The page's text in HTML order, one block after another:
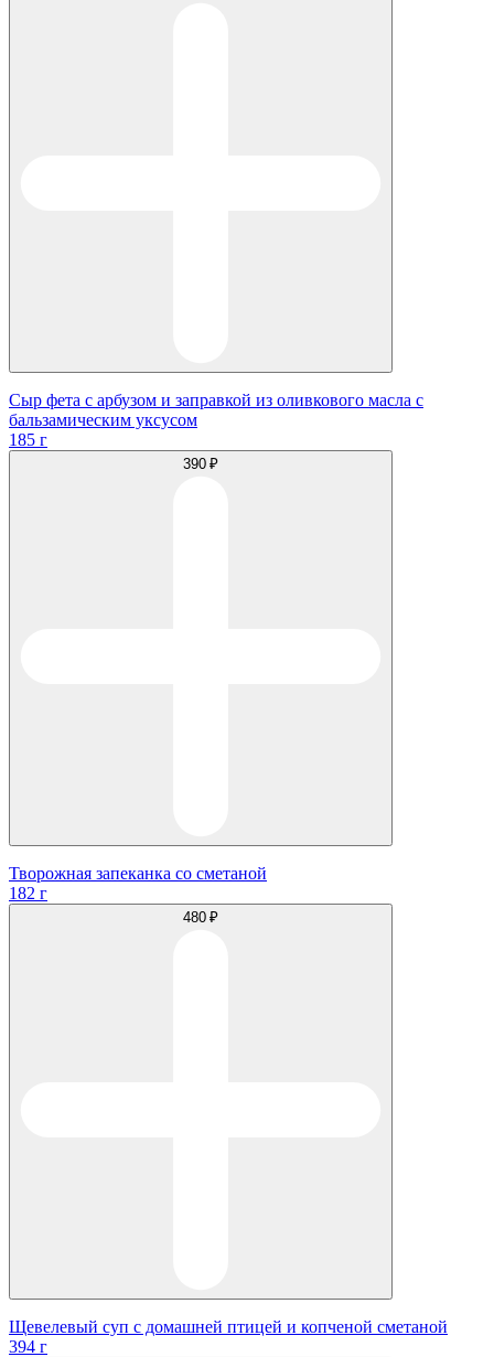
Сыр фета с арбузом и заправкой из оливкового масла с
бальзамическим уксусом
185 г
390 ₽
Творожная запеканка со сметаной
182 г
480 ₽
Щевелевый суп с домашней птицей и копченой сметаной
394 г